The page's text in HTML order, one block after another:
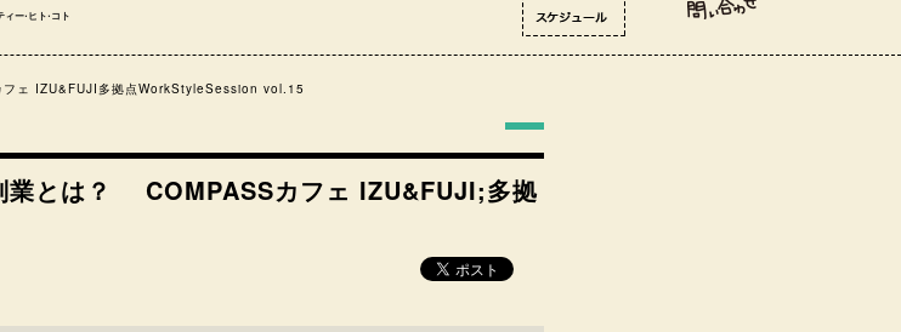
ィー⋅ヒト⋅コト
ェ IZU&FUJI多拠点WorkStyleSession vol.15
業とは？ COMPASSカフェ IZU&FUJI;多拠